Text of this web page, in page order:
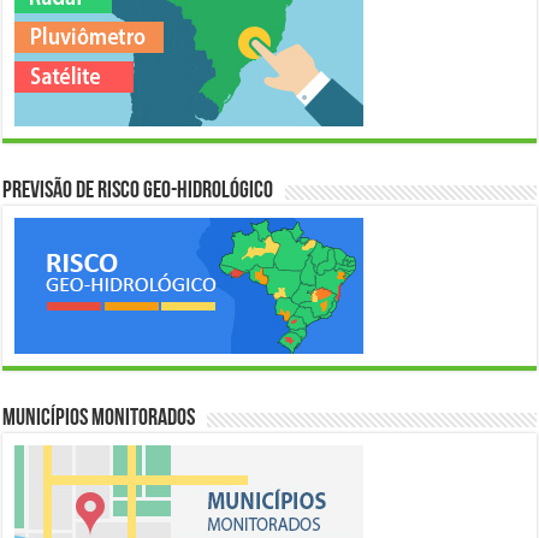
Previsão de Risco Geo-Hidrológico
Municípios Monitorados